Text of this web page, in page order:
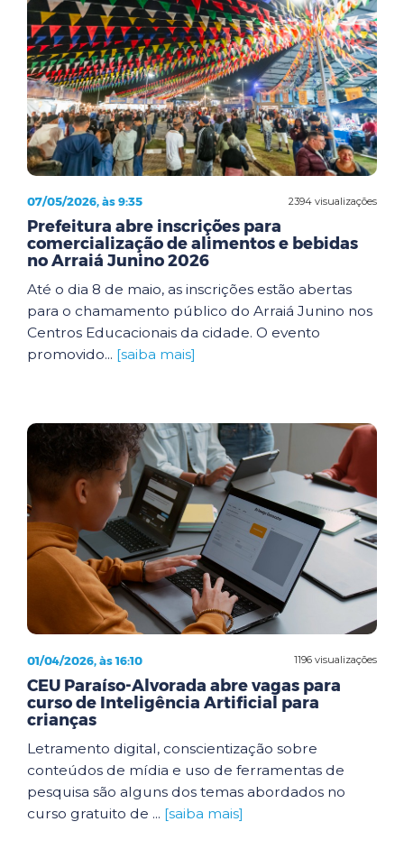
2394 visualizações
07/05/2026, às 9:35
Prefeitura abre inscrições para
comercialização de alimentos e bebidas
no Arraiá Junino 2026
Até o dia 8 de maio, as inscrições estão abertas
para o chamamento público do Arraiá Junino nos
Centros Educacionais da cidade. O evento
promovido... [saiba mais]
1196 visualizações
01/04/2026, às 16:10
CEU Paraíso-Alvorada abre vagas para
curso de Inteligência Artificial para
crianças
Letramento digital, conscientização sobre
conteúdos de mídia e uso de ferramentas de
pesquisa são alguns dos temas abordados no
curso gratuito de ... [saiba mais]